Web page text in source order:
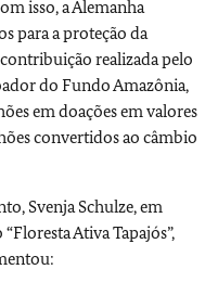
isso, a Alemanha
para a proteção da
realizada pelo
do Fundo Amazônia,
em doações em valores
convertidos ao câmbio
Svenja Schulze, em
Ativa Tapajós”,